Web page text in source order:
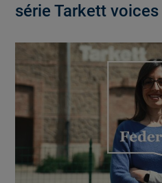
série Tarkett voices